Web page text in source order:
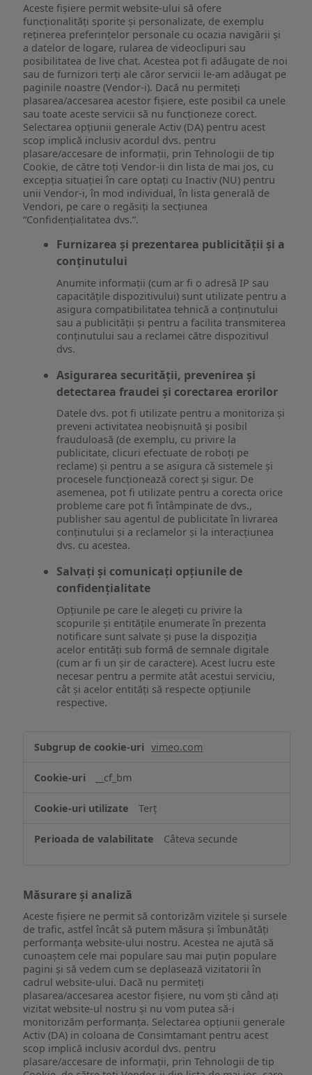
Aceste fișiere permit website-ului să ofere
funcționalități sporite și personalizate, de exemplu
reţinerea preferinţelor personale cu ocazia navigării și
a datelor de logare, rularea de videoclipuri sau
posibilitatea de live chat. Acestea pot fi adăugate de noi
sau de furnizori terți ale căror servicii le-am adăugat pe
paginile noastre (Vendor-i). Dacă nu permiteți
plasarea/accesarea acestor fișiere, este posibil ca unele
sau toate aceste servicii să nu funcționeze corect.
Selectarea opțiunii generale Activ (DA) pentru acest
scop implică inclusiv acordul dvs. pentru
plasare/accesare de informații, prin Tehnologii de tip
Cookie, de către toți Vendor-ii din lista de mai jos, cu
excepția situației în care optați cu Inactiv (NU) pentru
unii Vendor-i, în mod individual, în lista generală de
Vendori, pe care o regăsiți la secțiunea
“Confidențialitatea dvs.”.
Furnizarea și prezentarea publicității și a
conținutului
Anumite informații (cum ar fi o adresă IP sau
capacitățile dispozitivului) sunt utilizate pentru a
asigura compatibilitatea tehnică a conținutului
sau a publicității și pentru a facilita transmiterea
conținutului sau a reclamei către dispozitivul
dvs.
Asigurarea securității, prevenirea și
detectarea fraudei și corectarea erorilor
Datele dvs. pot fi utilizate pentru a monitoriza și
preveni activitatea neobișnuită și posibil
frauduloasă (de exemplu, cu privire la
publicitate, clicuri efectuate de roboți pe
reclame) și pentru a se asigura că sistemele și
procesele funcționează corect și sigur. De
asemenea, pot fi utilizate pentru a corecta orice
probleme care pot fi întâmpinate de dvs.,
publisher sau agentul de publicitate în livrarea
conținutului și a reclamelor și la interacțiunea
dvs. cu acestea.
Salvați și comunicați opțiunile de
confidențialitate
Opțiunile pe care le alegeți cu privire la
scopurile și entitățile enumerate în prezenta
notificare sunt salvate și puse la dispoziția
acelor entități sub formă de semnale digitale
(cum ar fi un șir de caractere). Acest lucru este
necesar pentru a permite atât acestui serviciu,
cât și acelor entități să respecte opțiunile
respective.
funcționalităților
ului
vimeo.com
__cf_bm
Terț
Câteva secunde
Măsurare și analiză
Aceste fișiere ne permit să contorizăm vizitele și sursele
de trafic, astfel încât să putem măsura și îmbunătăți
performanța website-ului nostru. Acestea ne ajută să
cunoaștem cele mai populare sau mai puțin populare
pagini și să vedem cum se deplasează vizitatorii în
cadrul website-ului. Dacă nu permiteți
plasarea/accesarea acestor fișiere, nu vom ști când ați
vizitat website-ul nostru și nu vom putea să-i
monitorizăm performanța. Selectarea opțiunii generale
Activ (DA) in coloana de Consimtamant pentru acest
scop implică inclusiv acordul dvs. pentru
plasare/accesare de informații, prin Tehnologii de tip